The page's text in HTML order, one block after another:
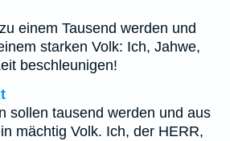
einem Tausend werden und
starken Volk: Ich, Jahwe,
beschleunigen!
sollen tausend werden und aus
mächtig Volk. Ich, der HERR,